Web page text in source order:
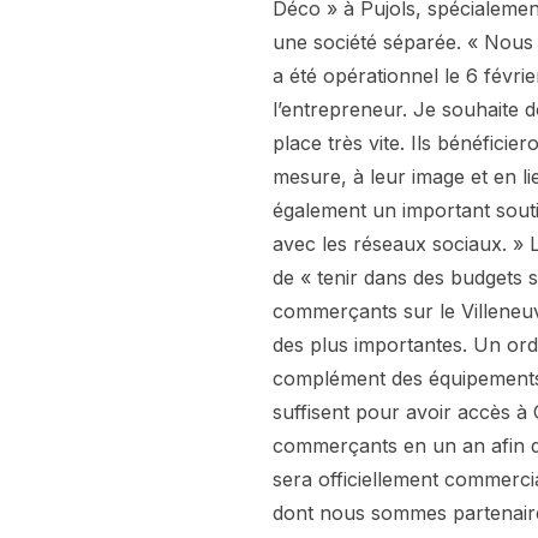
Déco » à Pujols,
une société séparée. «
a été opérationnel le 6
l’entrepreneur. Je souhaite
place très vite. Ils
mesure, à leur image et en
également un important
avec les réseaux sociaux. »
de « tenir dans des budgets
commerçants sur le
des plus importantes. Un
complément des
suffisent pour avoir accès à
commerçants en un an afin
sera officiellement
dont nous sommes